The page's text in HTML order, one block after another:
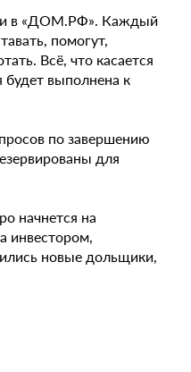
в «ДОМ.РФ». Каждый
помогут,
Всё, что касается
будет выполнена к
по завершению
для
начнется на
инвестором,
новые дольщики,